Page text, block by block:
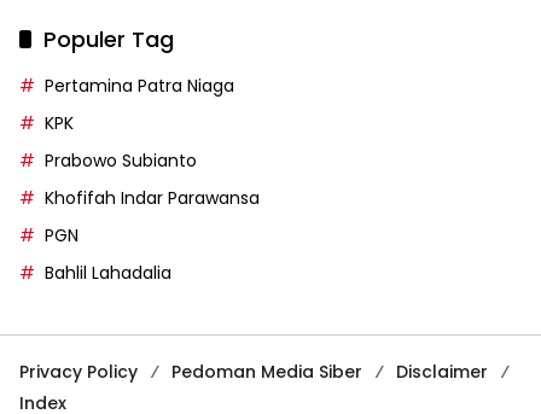
Populer Tag
Pertamina Patra Niaga
KPK
Prabowo Subianto
Khofifah Indar Parawansa
PGN
Bahlil Lahadalia
Privacy Policy Pedoman Media Siber
Disclaimer
Index